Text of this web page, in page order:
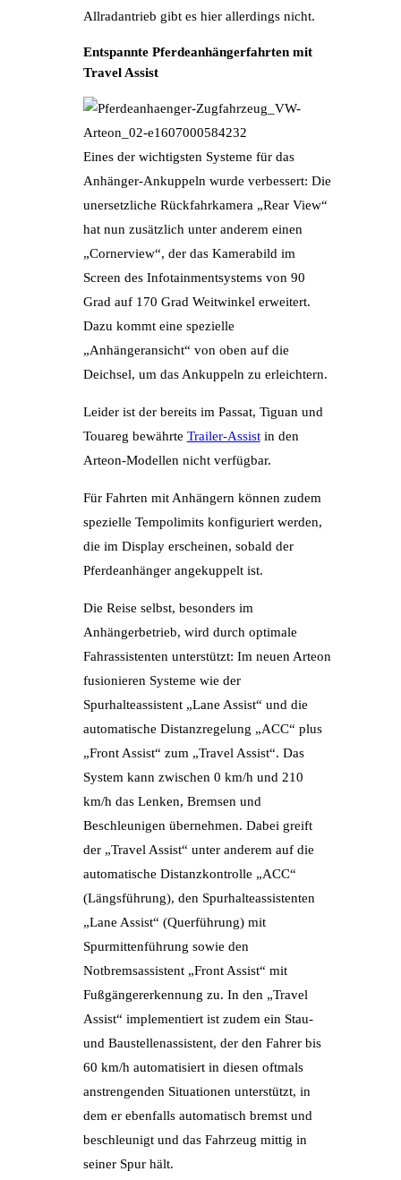
Allradantrieb gibt es hier allerdings nicht.
Entspannte Pferdeanhängerfahrten mit
Travel Assist
Eines der wichtigsten Systeme für das
Anhänger-Ankuppeln wurde verbessert: Die
unersetzliche Rückfahrkamera „Rear View“
hat nun zusätzlich unter anderem einen
„Cornerview“, der das Kamerabild im
Screen des Infotainmentsystems von 90
Grad auf 170 Grad Weitwinkel erweitert.
Dazu kommt eine spezielle
„Anhängeransicht“ von oben auf die
Deichsel, um das Ankuppeln zu erleichtern.
Leider ist der bereits im Passat, Tiguan und
Touareg bewährte Trailer-Assistin den
Arteon-Modellen nicht verfügbar.
Für Fahrten mit Anhängern können zudem
spezielle Tempolimits konfiguriert werden,
die im Display erscheinen, sobald der
Pferdeanhänger angekuppelt ist.
Die Reise selbst, besonders im
Anhängerbetrieb, wird durch optimale
Fahrassistenten unterstützt: Im neuen Arteon
fusionieren Systeme wie der
Spurhalteassistent „Lane Assist“ und die
automatische Distanzregelung „ACC“ plus
„Front Assist“ zum „Travel Assist“. Das
System kann zwischen 0 km/h und 210
km/h das Lenken, Bremsen und
Beschleunigen übernehmen. Dabei greift
der „Travel Assist“ unter anderem auf die
automatische Distanzkontrolle „ACC“
(Längsführung), den Spurhalteassistenten
„Lane Assist“ (Querführung) mit
Spurmittenführung sowie den
Notbremsassistent „Front Assist“ mit
Fußgängererkennung zu. In den „Travel
Assist“ implementiert ist zudem ein Stau-
und Baustellenassistent, der den Fahrer bis
60 km/h automatisiert in diesen oftmals
anstrengenden Situationen unterstützt, in
dem er ebenfalls automatisch bremst und
beschleunigt und das Fahrzeug mittig in
seiner Spur hält.